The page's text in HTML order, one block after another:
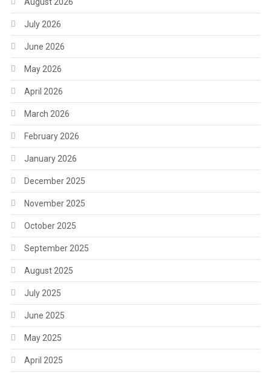
July 2026
June 2026
May 2026
April 2026
March 2026
February 2026
January 2026
December 2025
November 2025
October 2025
September 2025
August 2025
July 2025
June 2025
May 2025
April 2025